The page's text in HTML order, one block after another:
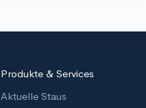
Produkte & Services
Aktuelle Staus